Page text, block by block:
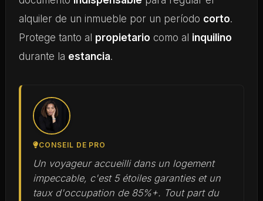
alquiler de un inmueble por un período corto.
Protege tanto al propietario como al inquilino
durante la estancia.
CONSEIL DE PRO
Un voyageur accueilli dans un logement
impeccable, c'est 5 étoiles garanties et un
taux d'occupation de 85%+. Tout part du